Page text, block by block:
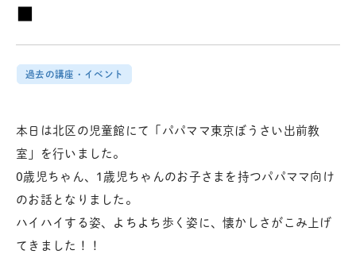
過去の講座・イベント
本日は北区の児童館にて「パパママ東京ぼうさい出前教
室」を行いました。
0歳児ちゃん、1歳児ちゃんのお子さまを持つパパママ向け
のお話となりました。
ハイハイする姿、よちよち歩く姿に、懐かしさがこみ上げ
てきました！！